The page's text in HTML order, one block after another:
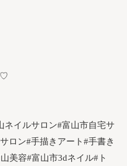
♡
ネイルサロン#富山市自宅サ
ロン#手描きアート#手書き
美容#富山市3dネイル#ト